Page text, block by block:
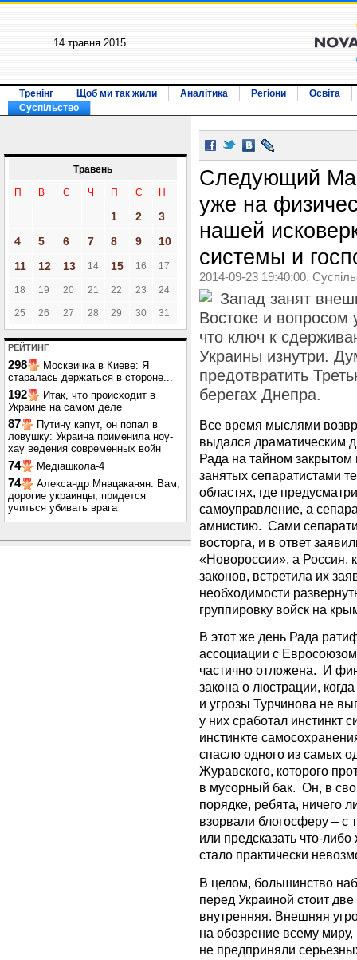
14 травня 2015
Тренінг Щоб ми так жили Аналітика Регіони
Освіта
Суспільство
Травень
П В С Ч П С Н
1 2
3
4
5 6 7 8 9
10
11
12 13 14 15 16 17
18 19 20 21 22 23 24
25 26 27 28 29 30 31
РЕЙТИНГ
298
Москвичка в Киеве: Я
старалась держаться в стороне...
192
Итак, что происходит в
Украине на самом деле
87
Путину капут, он попал в
ловушку: Украина применила ноу-
хау ведения современных войн
74 Медіашкола-4
74
Александр Мнацаканян: Вам,
дорогие украинцы, придется
учиться убивать врага
Следующий
уже на
нашей
системы и
2014-09-23 19:40:00.
Запад занят
Востоке и
что ключ к
Украины изнутри.
предотвратить
берегах Днепра.
Все время мыслями
выдался драматическим
Рада на тайном закрытом
занятых сепаратистами
областях, где
самоуправление, а
амнистию. Сами
восторга, и в ответ
«Новороссии», а Россия,
законов, встретила их
необходимости
группировку войск на
В этот же день Рада
ассоциации с
частично отложена. И
закона о люстрации,
и угрозы Турчинова не
у них сработал инстинкт
инстинкте
спасло одного из самых
Журавского, которого
в мусорный бак. Он, в
порядке, ребята, ничего
взорвали блогосферу – с
или предсказать что-
стало практически
В целом, большинство
перед Украиной стоит
внутренняя. Внешняя
на обозрение всему
не предприняли